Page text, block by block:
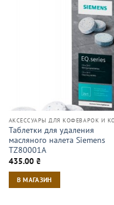
Таблетки для удаления
масляного налета Siemens
TZ80001A
435.00 ₴
В МАГАЗИН